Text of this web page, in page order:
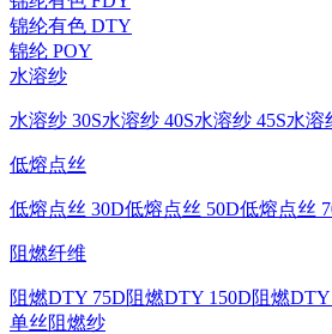
锦纶有色 DTY
锦纶 POY
水溶纱
水溶纱 30S水溶纱 40S水溶纱 45S水溶
低熔点丝
低熔点丝 30D低熔点丝 50D低熔点丝
阻燃纤维
阻燃DTY 75D阻燃DTY 150D阻燃DTY
单丝阻燃纱